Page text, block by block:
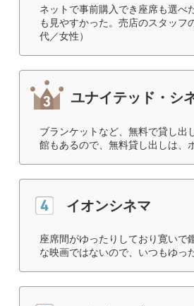
ネットで事前購入でき座席も選べ
も見やすかった。売店のスタッフ
代／女性）
ユナイテッド・シ
ブランケットなど、無料で貸し出
館もあるので、無料貸し出しは、
イオンシネマ
座席間がゆったりしており寛いで
な映画ではないので、いつもゆっ